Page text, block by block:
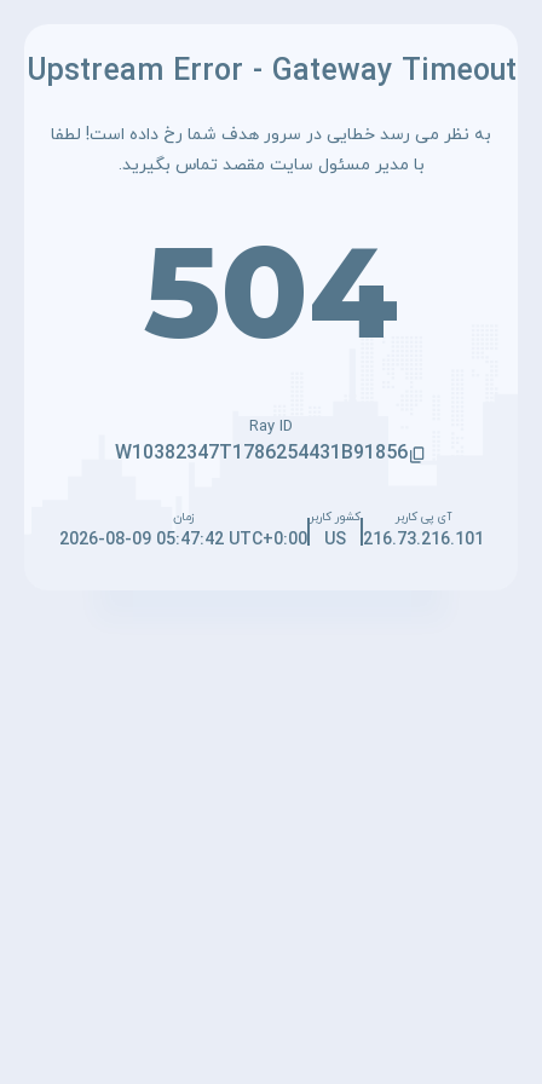
Upstream Error - Gateway Timeout
به نظر می رسد خطایی در سرور هدف شما رخ داده است! لطفا
با مدیر مسئول سایت مقصد تماس بگیرید.
504
Ray ID
W10382347T1786254431B91856
آی پی کاربر
216.73.216.101
کشور کاربر
US
زمان
2026-08-09 05:47:42 UTC+0:00